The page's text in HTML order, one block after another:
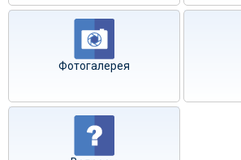
Фотогалерея